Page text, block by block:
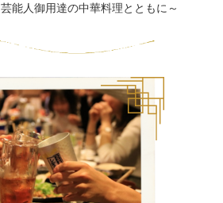
能人御用達の中華料理とともに～